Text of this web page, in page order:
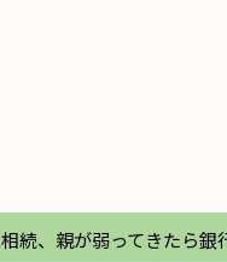
相続、親が弱ってきたら銀